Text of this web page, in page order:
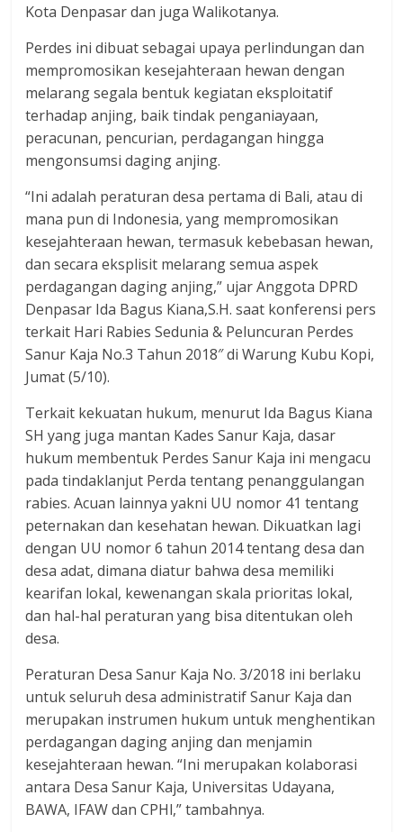
Kota Denpasar dan juga Walikotanya.
Perdes ini dibuat sebagai upaya perlindungan dan
mempromosikan kesejahteraan hewan dengan
melarang segala bentuk kegiatan eksploitatif
terhadap anjing, baik tindak penganiayaan,
peracunan, pencurian, perdagangan hingga
mengonsumsi daging anjing.
“Ini adalah peraturan desa pertama di Bali, atau di
mana pun di Indonesia, yang mempromosikan
kesejahteraan hewan, termasuk kebebasan hewan,
dan secara eksplisit melarang semua aspek
perdagangan daging anjing,” ujar Anggota DPRD
Denpasar Ida Bagus Kiana,S.H. saat konferensi pers
terkait Hari Rabies Sedunia & Peluncuran Perdes
Sanur Kaja No.3 Tahun 2018″ di Warung Kubu Kopi,
Jumat (5/10).
Terkait kekuatan hukum, menurut Ida Bagus Kiana
SH yang juga mantan Kades Sanur Kaja, dasar
hukum membentuk Perdes Sanur Kaja ini mengacu
pada tindaklanjut Perda tentang penanggulangan
rabies. Acuan lainnya yakni UU nomor 41 tentang
peternakan dan kesehatan hewan. Dikuatkan lagi
dengan UU nomor 6 tahun 2014 tentang desa dan
desa adat, dimana diatur bahwa desa memiliki
kearifan lokal, kewenangan skala prioritas lokal,
dan hal-hal peraturan yang bisa ditentukan oleh
desa.
Peraturan Desa Sanur Kaja No. 3/2018 ini berlaku
untuk seluruh desa administratif Sanur Kaja dan
merupakan instrumen hukum untuk menghentikan
perdagangan daging anjing dan menjamin
kesejahteraan hewan. “Ini merupakan kolaborasi
antara Desa Sanur Kaja, Universitas Udayana,
BAWA, IFAW dan CPHl,” tambahnya.